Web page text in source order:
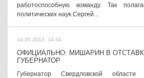
работоспособную команду. Так
политических наук Сергей...
14.05.2012, 14:34
ОФИЦИАЛЬНО: МИШАРИН В
ГУБЕРНАТОР
Губернатор Свердловской